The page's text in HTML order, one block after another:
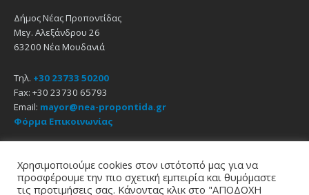
Δήμος Νέας Προποντίδας
Μεγ. Αλεξάνδρου 26
63200 Νέα Μουδανιά
Τηλ. +30 23733 50200
Fax: +30 23730 65793
Email: mayor@nea-propontida.gr
Φόρμα Επικοινωνίας
EmailFacebookYouTube
Χρησιμοποιούμε cookies στον ιστότοπό μας για να
προσφέρουμε την πιο σχετική εμπειρία και θυμόμαστε
τις προτιμήσεις σας. Κάνοντας κλικ στο "ΑΠΟΔΟΧΗ